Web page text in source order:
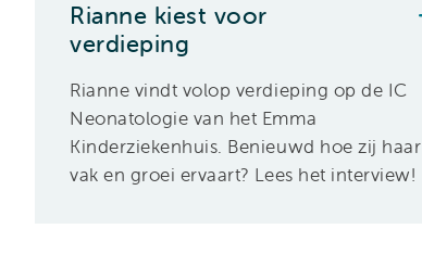
Rianne kiest voor
verdieping
Rianne vindt volop verdieping op de IC
Neonatologie van het Emma
Kinderziekenhuis. Benieuwd hoe zij haar
vak en groei ervaart? Lees het interview!